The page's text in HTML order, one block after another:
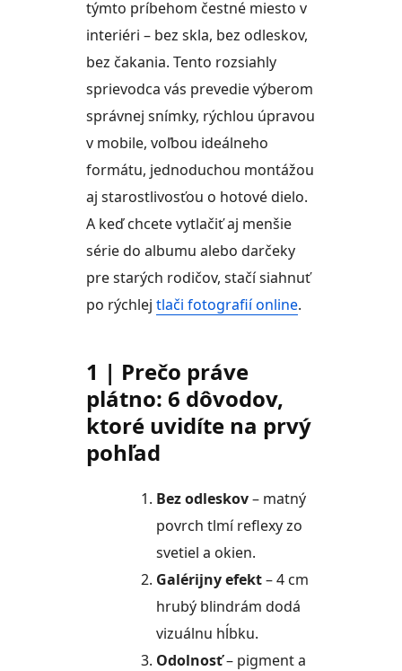
týmto príbehom čestné miesto v
interiéri – bez skla, bez odleskov,
bez čakania. Tento rozsiahly
sprievodca vás prevedie výberom
správnej snímky, rýchlou úpravou
v mobile, voľbou ideálneho
formátu, jednoduchou montážou
aj starostlivosťou o hotové dielo.
A keď chcete vytlačiť aj menšie
série do albumu alebo darčeky
pre starých rodičov, stačí siahnuť
po rýchlej tlači fotografií online.
1 | Prečo práve
plátno: 6 dôvodov,
ktoré uvidíte na prvý
pohľad
Bez odleskov– matný
povrch tlmí reflexy zo
svetiel a okien.
Galérijny efekt– 4 cm
hrubý blindrám dodá
vizuálnu hĺbku.
Odolnosť– pigment a